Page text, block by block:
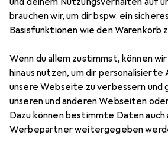
brauchen wir, um dir bspw. ein
Basisfunktionen wie den Warenkorb
Wenn du allem zustimmst, können
hinaus nutzen, um dir
unsere Webseite zu verbessern
unseren und anderen Webseiten
Dazu können bestimmte Daten
Werbepartner weitergegeben
EUR
1769,–
HPEE Rack 42U
42 HE, 19 Zoll Rack